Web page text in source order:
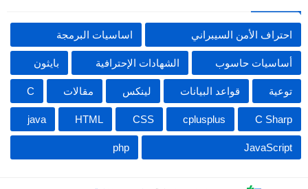
احتراف الأمن السيبراني اساسيات البرمجة
أساسيات حاسوب الشهادات الإحترافية بايثون
توعية قواعد البيانات لينكس مقالات C
C Sharp
cplusplus
CSS
HTML
java
JavaScript
php